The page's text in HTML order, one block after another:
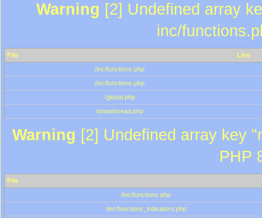
Warning [2] Undefined array
inc/
File
Line
/inc/functions.php
/inc/functions.php
/global.php
/showthread.php
Warning [2] Undefined array key
PHP
File
/inc/functions.php
/inc/functions_indicators.php